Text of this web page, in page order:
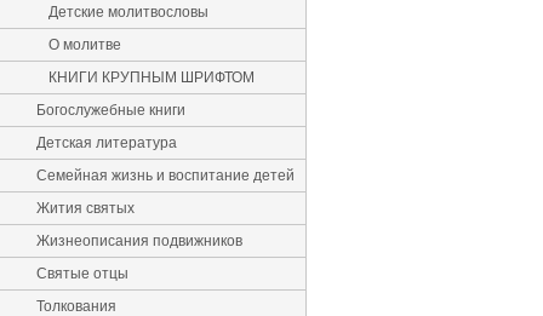
Детские молитвословы
О молитве
КНИГИ КРУПНЫМ ШРИФТОМ
Богослужебные книги
Детская литература
Семейная жизнь и воспитание детей
Жития святых
Жизнеописания подвижников
Святые отцы
Толкования